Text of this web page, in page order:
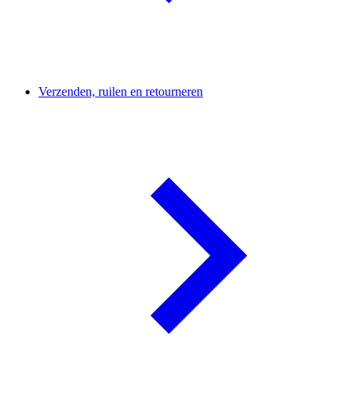
Verzenden, ruilen en retourneren